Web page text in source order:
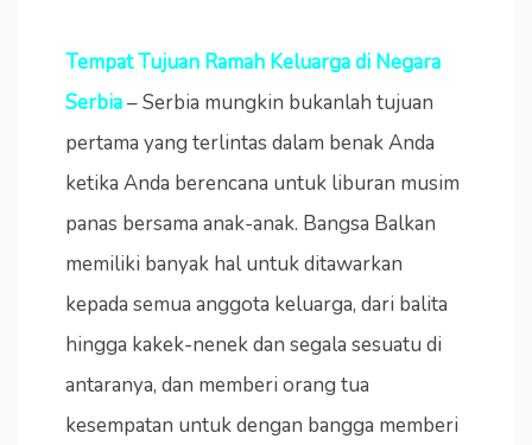
Tempat Tujuan Ramah Keluarga di Negara
Serbia– Serbia mungkin bukanlah tujuan
pertama yang terlintas dalam benak Anda
ketika Anda berencana untuk liburan musim
panas bersama anak-anak. Bangsa Balkan
memiliki banyak hal untuk ditawarkan
kepada semua anggota keluarga, dari balita
hingga kakek-nenek dan segala sesuatu di
antaranya, dan memberi orang tua
kesempatan untuk dengan bangga memberi